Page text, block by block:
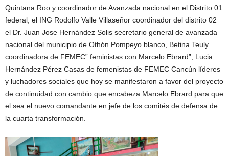
Quintana Roo y coordinador de Avanzada nacional en el Distrito 01
federal, el ING Rodolfo Valle Villaseñor coordinador del distrito 02
el Dr. Juan Jose Hernández Solis secretario general de avanzada
nacional del municipio de Othón Pompeyo blanco, Betina Teuly
coordinadora de FEMEC” feministas con Marcelo Ebrard”, Lucia
Hernández Pérez Casas de femenistas de FEMEC Cancún líderes
y luchadores sociales que hoy se manifestaron a favor del proyecto
de continuidad con cambio que encabeza Marcelo Ebrard para que
el sea el nuevo comandante en jefe de los comités de defensa de
la cuarta transformación.